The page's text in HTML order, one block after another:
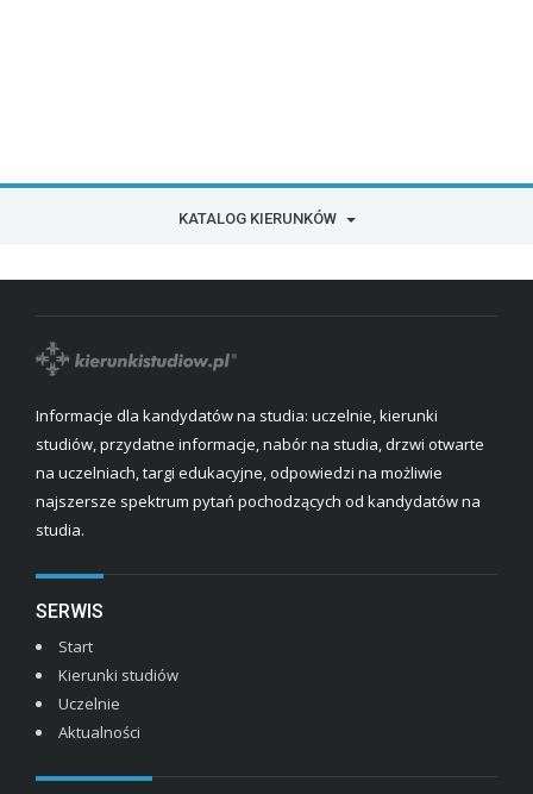
KATALOG KIERUNKÓW
Informacje dla kandydatów na studia: uczelnie, kierunki
studiów, przydatne informacje, nabór na studia, drzwi otwarte
na uczelniach, targi edukacyjne, odpowiedzi na możliwie
najszersze spektrum pytań pochodzących od kandydatów na
studia.
SERWIS
Start
Kierunki studiów
Uczelnie
Aktualności